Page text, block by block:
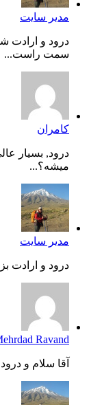
مدیر سایت
درود و ارادت
سمت راست...
کامران
درود, بسیار
میشه؟...
مدیر سایت
درود و ارادت
Ravand
آقا سلام و